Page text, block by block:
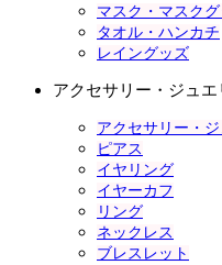
マスク・マスク
タオル・ハンカチ
レイングッズ
アクセサリー・ジュエ
アクセサリー・
ピアス
イヤリング
イヤーカフ
リング
ネックレス
ブレスレット